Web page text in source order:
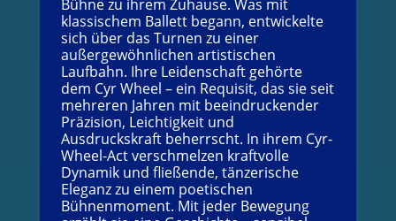
Bühne zu ihrem Zuhause. Was mit
klassischem Ballett begann, entwickelte
sich über das Turnen zu einer
außergewöhnlichen artistischen
Laufbahn. Ihre Leidenschaft gehörte
dem Cyr Wheel – ein Requisit, das sie seit
mehreren Jahren mit beeindruckender
Präzision, Leichtigkeit und
Ausdruckskraft beherrscht. In ihrem Cyr-
Wheel-Act verschmelzen kraftvolle
Dynamik und fließende, tänzerische
Eleganz zu einem poetischen
Bühnenmoment. Mit jeder Bewegung